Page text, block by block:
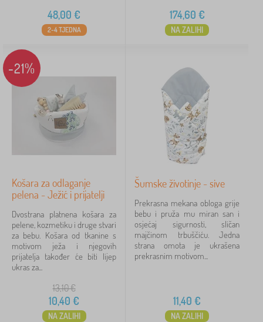
48,00 €
2-4 TJEDNA
174,60 €
NA ZALIHI
-21%
Košara za odlaganje
pelena - Ježić i prijatelji
Dvostrana platnena košara za
pelene, kozmetiku i druge stvari
za bebu. Košara od tkanine s
motivom ježa i njegovih
prijatelja također će biti lijep
ukras za...
13,10€
10,40 €
NA ZALIHI
Šumske životinje - sive
Prekrasna mekana obloga grije
bebu i pruža mu miran san i
osjećaj sigurnosti, sličan
majčinom trbuščiću. Jedna
strana omota je ukrašena
prekrasnim motivom...
11,40 €
NA ZALIHI